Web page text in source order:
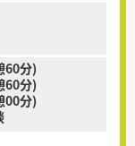
分)
分)
分)